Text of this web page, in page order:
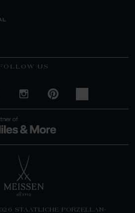
US
STAATLICHE PORZELLAN-